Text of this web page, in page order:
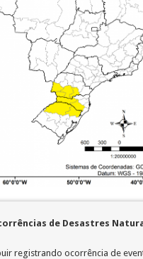
de Desastres
registrando ocorrência de